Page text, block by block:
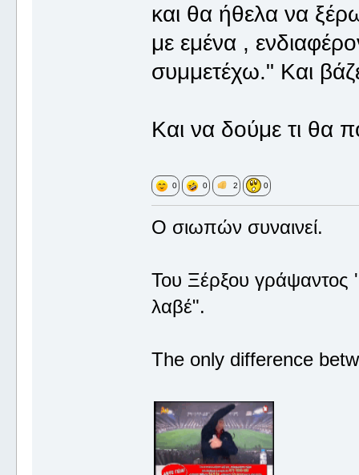
και θα ήθελα να
με εμένα ,
συμμετέχω." Και
Και να δούμε τι θα
0 0 2 0
Ο σιωπών συναινεί.
Του Ξέρξου
λαβέ".
The only difference